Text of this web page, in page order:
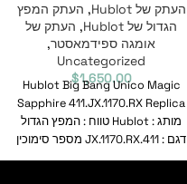
העתק של Hublot , העתק המפץ
הגדול של Hublot
, העתק של
אומגה ספידמאסטר,
Uncategorized
$1,650.00
Hublot Big Bang Unico Magic
Sapphire 411.JX.1170.RX Replica
מותג : Hublot טווח : המפץ הגדול
דגם : 411.JX.1170.RX מספר סימוכין